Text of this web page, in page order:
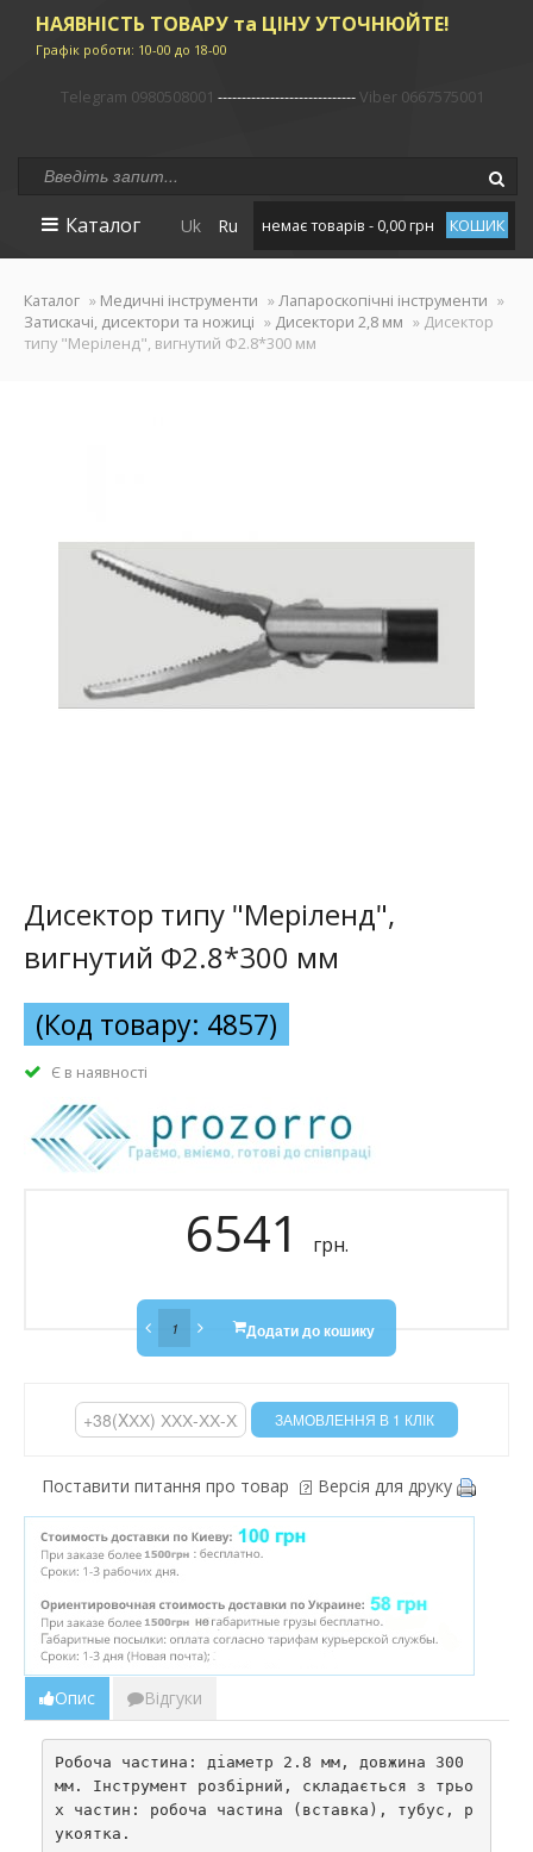
НАЯВНІСТЬ ТОВАРУ та ЦІНУ УТОЧНЮЙТЕ!
Графік роботи: 10-00 до 18-00
Telegram 0980508001 -----------------------------Viber 0667575001
Uk Ru немає товарів - 0,00 грн КОШИК
Каталог
Каталог » Медичні інструменти »Лапароскопічні інструменти »
Затискачі, дисектори та ножиці » Дисектори 2,8 мм » Дисектор
типу "Меріленд", вигнутий Ф2.8*300 мм
Дисектор типу "Меріленд",
вигнутий Ф2.8*300 мм
(Код товару: 4857)
Є в наявності
6541 грн.
Додати до кошику
Поставити питання про товар Версія для друку
Опис Відгуки
Робоча частина: діаметр 2.8 мм, довжина 300
мм. Інструмент розбірний, складається з трьо
х частин: робоча частина (вставка), тубус, р
укоятка.